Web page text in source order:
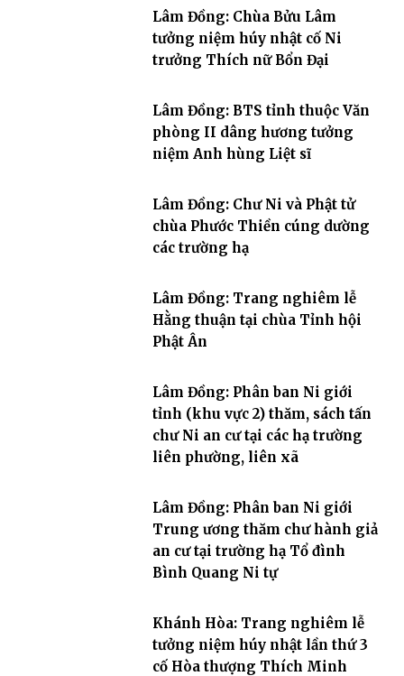
Lâm Đồng: Chùa Bửu Lâm
tưởng niệm húy nhật cố Ni
trưởng Thích nữ Bổn Đại
Lâm Đồng: BTS tỉnh thuộc Văn
phòng II dâng hương tưởng
niệm Anh hùng Liệt sĩ
Lâm Đồng: Chư Ni và Phật tử
chùa Phước Thiền cúng dường
các trường hạ
Lâm Đồng: Trang nghiêm lễ
Hằng thuận tại chùa Tỉnh hội
Phật Ân
Lâm Đồng: Phân ban Ni giới
tỉnh (khu vực 2) thăm, sách tấn
chư Ni an cư tại các hạ trường
liên phường, liên xã
Lâm Đồng: Phân ban Ni giới
Trung ương thăm chư hành giả
an cư tại trường hạ Tổ đình
Bình Quang Ni tự
Khánh Hòa: Trang nghiêm lễ
tưởng niệm húy nhật lần thứ 3
cố Hòa thượng Thích Minh